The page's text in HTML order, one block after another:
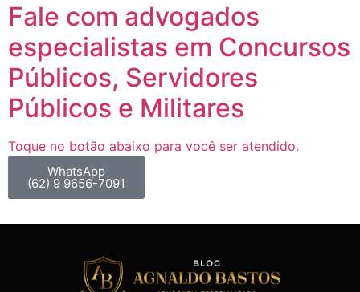
Fale com advogados
especialistas em Concursos
Públicos, Servidores
Públicos e Militares
Toque no botão abaixo para você ser atendido.
WhatsApp
(62) 9 9656-7091